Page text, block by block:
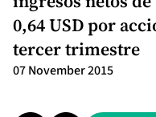
0,64 USD por
tercer trimestre
07 November 2015